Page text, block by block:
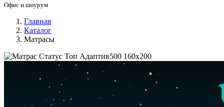
Офис и шоурум
Главная
Каталог
Матрасы